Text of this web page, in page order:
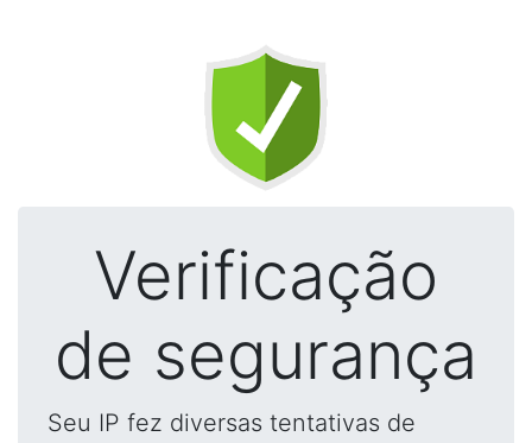
Verificação
de segurança
Seu IP fez diversas tentativas de